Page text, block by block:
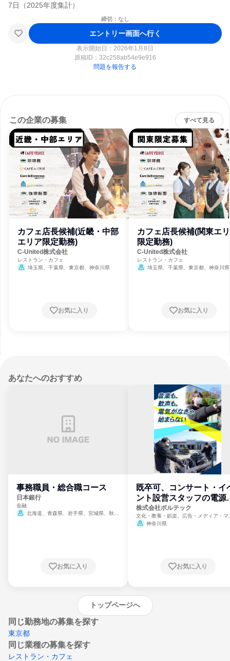
締切：なし
エントリー画面へ行く
表示開始日：2026年1月8日
原稿ID： 32c258ab54e9e916
問題を報告する
この企業の募集 すべて見る
カフェ店長候補(近畿・中部
エリア限定勤務)
C-United株式会社
レストラン・カフェ
埼玉県、千葉県、東京都、神奈川県
お気に入り
カフェ店長候補(関東エ
限定勤務)
C-United株式会社
レストラン・カフェ
埼玉県、千葉県、東京都、神奈川
お気に入り
あなたへのおすすめ
事務職員・総合職コース
日本銀行
金融
北海道、青森県、岩手県、宮城県、秋田
崎県、熊本県、大分県、宮崎県、鹿児島県、
お気に入り
既卒可、コンサート・イ
ント設営スタッフの電源
門
株式会社ボルテック
文化・教養・娯楽、広告・メディア・マ
ミ、電力・ガス・水道・エネルギー
神奈川県
お気に入り
トップページへ
同じ勤務地の募集を探す
東京都
同じ業種の募集を探す
レストラン・カフェ